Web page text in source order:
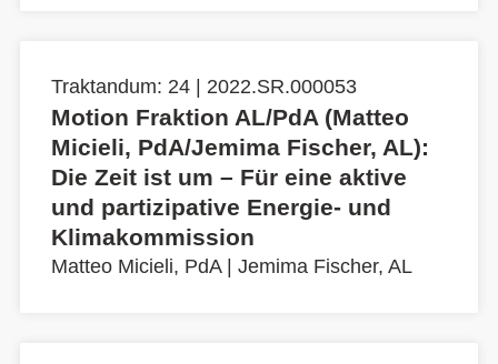
Traktandum: 24 | 2022.SR.000053
Motion Fraktion AL/PdA (Matteo
Micieli, PdA/Jemima Fischer, AL):
Die Zeit ist um – Für eine aktive
und partizipative Energie- und
Klimakommission
Matteo Micieli, PdA| Jemima Fischer, AL